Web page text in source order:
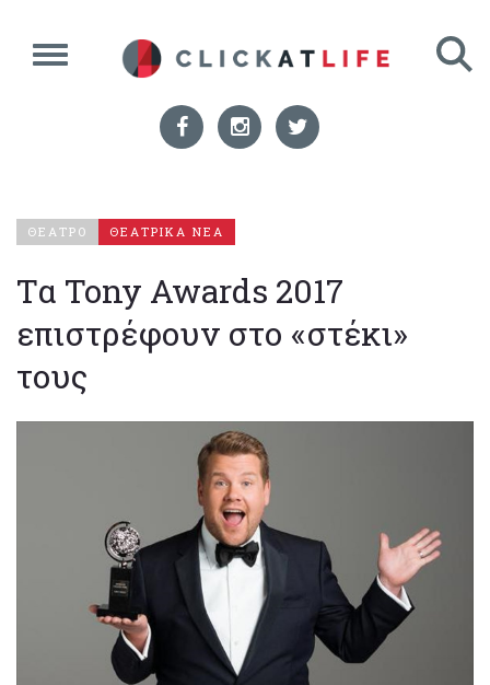
ΘΕΑΤΡΟ ΘΕΑΤΡΙΚΑ ΝΕΑ
Τα Tony Awards 2017
επιστρέφουν στο «στέκι»
τους